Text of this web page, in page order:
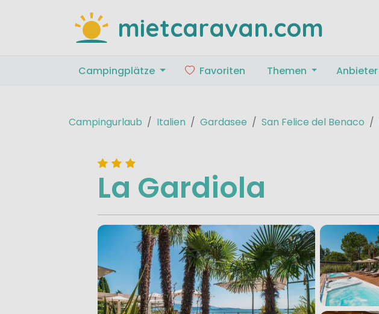
mietcaravan.com
Campingplätze Favoriten Themen Anbieter
Campingurlaub Italien Gardasee San Felice del Benaco
La Gardiola